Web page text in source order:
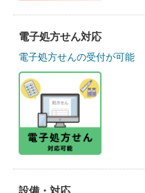
電子処方せん対応
電子処方せんの受付が可能
設備・対応